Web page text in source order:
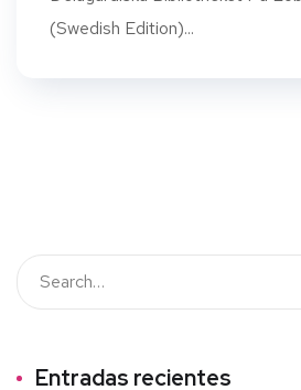
(Swedish Edition)...
Entradas recientes